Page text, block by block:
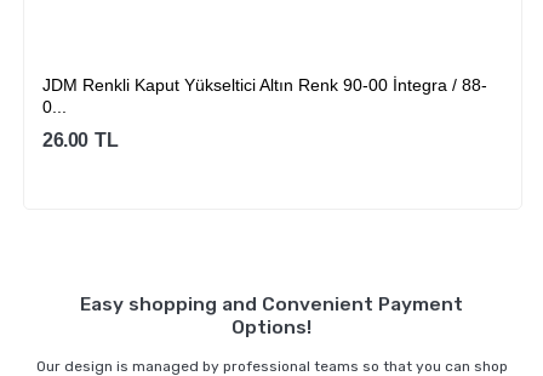
JDM Renkli Kaput Yükseltici Altın Renk 90-00 İntegra / 88-
0...
26.00 TL
Easy shopping and Convenient Payment
Options!
Our design is managed by professional teams so that you can shop